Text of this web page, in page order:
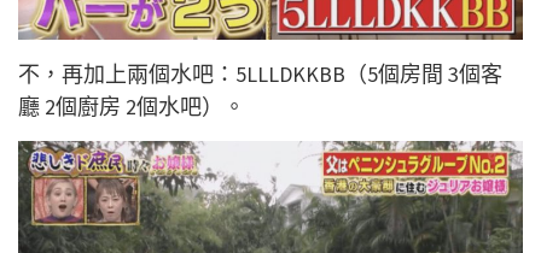
不，再加上兩個水吧：5LLLDKKBB（5個房間 3個客
廳 2個廚房 2個水吧）。